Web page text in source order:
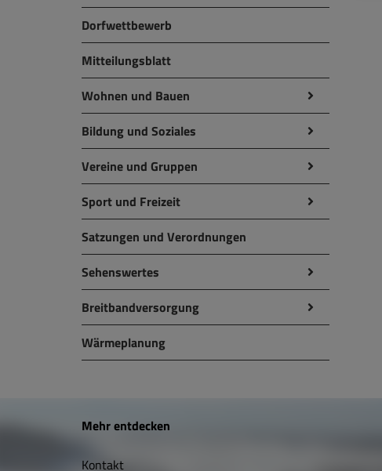
Dorfwettbewerb
Mitteilungsblatt
Wohnen und Bauen
Bildung und Soziales
Vereine und Gruppen
Sport und Freizeit
Satzungen und Verordnungen
Sehenswertes
Breitbandversorgung
Wärmeplanung
W
iMehr entdecken
Kontakt